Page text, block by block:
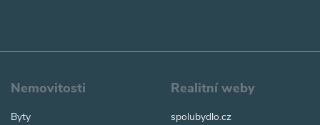
Nemovitosti
Byty
Realitní weby
spolubydlo.cz